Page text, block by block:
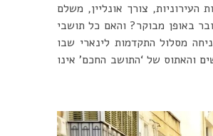
צורך אונליין, משלם
באופן מבוקר? והאם כל תושבי
מסלול התקדמות לינארי שבו
והאתוס של ‘התושב החכם’ אינו